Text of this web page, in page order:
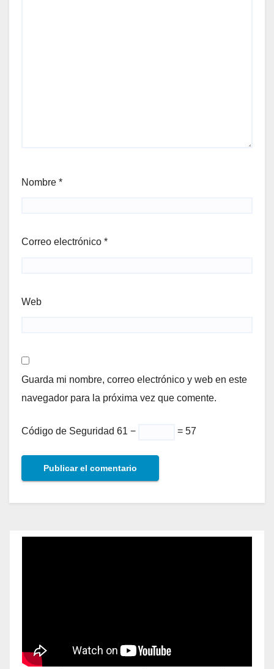
Nombre *
Correo electrónico *
Web
Guarda mi nombre, correo electrónico y web en este
navegador para la próxima vez que comente.
Código de Seguridad 61 − = 57